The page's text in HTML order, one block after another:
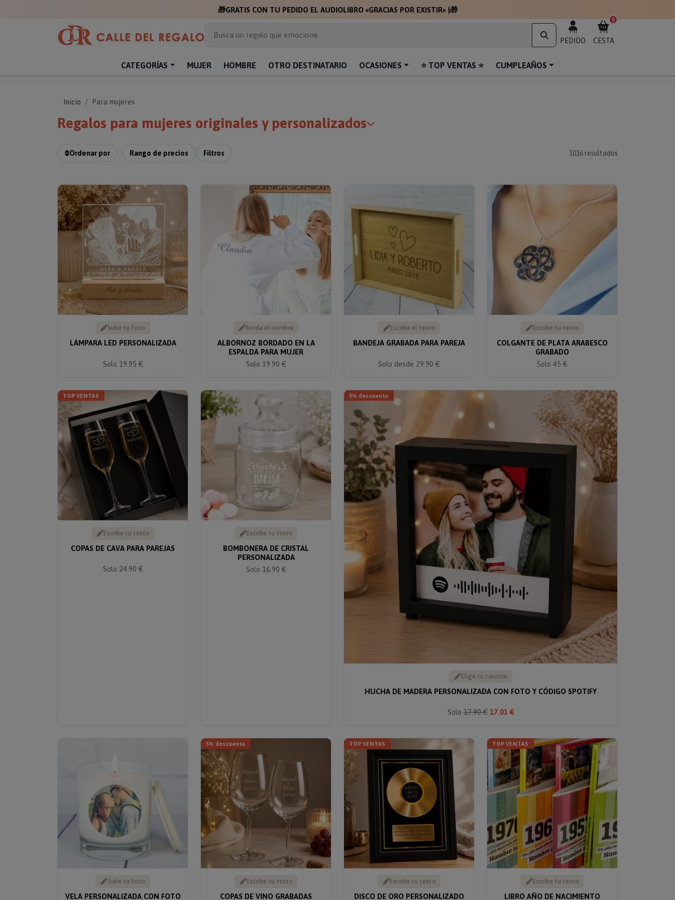
🎁 GRATIS C 🎁
Busca un regalo que emocione
Regalos personalizados para sorprender
MI
PEDIDO
0
MI
CESTA
CATEGORÍAS MUJER HOMBRE OTRO DESTINATARIO OCASIONES ⭐ TOP VENTAS ⭐ CUMPLEAÑOS
Inicio Para mujeres
Regalos para mujeres originales y personalizados
Ordenar por Rango de precios Filtros 1016 resultados
Sube tu foto
LÁMPARA LED PERSONALIZADA
Solo 19.95 €
Borda el nombre
ALBORNOZ BORDADO EN LA
ESPALDA PARA MUJER
Solo 39.90 €
Escribe el texto
BANDEJA GRABADA PARA PAREJA
Solo desde 29.90 €
Escribe tu texto
COLGANTE DE PLATA ARABESCO
GRABADO
Solo 45 €
TOP VENTAS
Escribe tu texto
COPAS DE CAVA PARA PAREJAS
Solo 24.90 €
Escribe tu texto
BOMBONERA DE CRISTAL
PERSONALIZADA
Solo 16.90 €
5% descuento
Elige tu canción
HUCHA DE MADERA PERSONALIZADA CON FOTO Y CÓDIGO SPOTIFY
Solo17.90 € 17.01 €
Sube tu foto
VELA PERSONALIZADA CON FOTO
5% descuento
Escribe tu texto
COPAS DE VINO GRABADAS
TOP VENTAS
Escribe tu texto
DISCO DE ORO PERSONALIZADO
TOP VENTAS
Escribe tu texto
LIBRO AÑO DE NACIMIENTO